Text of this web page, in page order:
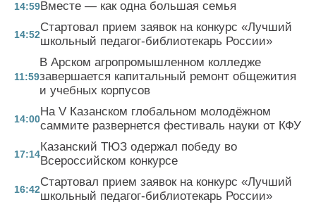
14:59Вместе — как одна большая семья
14:52
Стартовал прием заявок на конкурс «Лучший
школьный педагог-библиотекарь России»
11:59
В Арском агропромышленном колледже
завершается капитальный ремонт общежития
и учебных корпусов
14:00
На V Казанском глобальном молодёжном
саммите развернется фестиваль науки от КФУ
17:14
Казанский ТЮЗ одержал победу во
Всероссийском конкурсе
16:42
Стартовал прием заявок на конкурс «Лучший
школьный педагог-библиотекарь России»